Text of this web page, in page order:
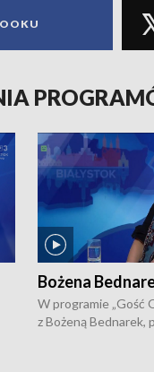
Bożena
W programie „Gość
z Bożeną Bednarek,